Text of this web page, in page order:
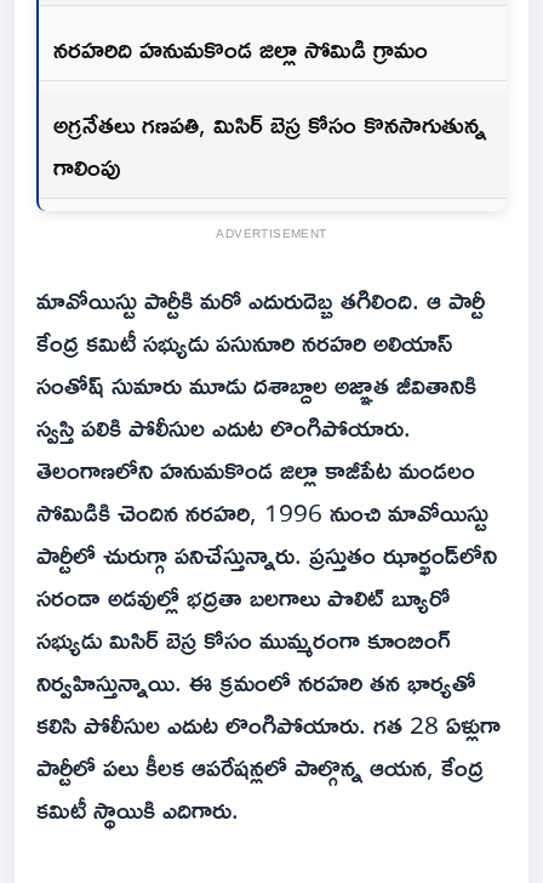
నరహరిది హనుమకొండ జిల్లా సోమిడి గ్రామం
అగ్రనేతలు గణపతి, మిసిర్ బెస్ర కోసం కొనసాగుతున్న
గాలింపు
ADVERTISEMENT
మావోయిస్టు పార్టీకి మరో ఎదురుదెబ్బ తగిలింది. ఆ పార్టీ
కేంద్ర కమిటీ సభ్యుడు పసునూరి నరహరి అలియాస్
సంతోష్ సుమారు మూడు దశాబ్దాల అజ్ఞాత జీవితానికి
స్వస్తి పలికి పోలీసుల ఎదుట లొంగిపోయారు.
తెలంగాణలోని హనుమకొండ జిల్లా కాజీపేట మండలం
సోమిడికి చెందిన నరహరి, 1996 నుంచి మావోయిస్టు
పార్టీలో చురుగ్గా పనిచేస్తున్నారు. ప్రస్తుతం ఝార్ఖండ్‌లోని
సరండా అడవుల్లో భద్రతా బలగాలు పొలిట్ బ్యూరో
సభ్యుడు మిసిర్ బెస్ర కోసం ముమ్మరంగా కూంబింగ్
నిర్వహిస్తున్నాయి. ఈ క్రమంలో నరహరి తన భార్యతో
కలిసి పోలీసుల ఎదుట లొంగిపోయారు. గత 28 ఏళ్లుగా
పార్టీలో పలు కీలక ఆపరేషన్లలో పాల్గొన్న ఆయన, కేంద్ర
కమిటీ స్థాయికి ఎదిగారు.